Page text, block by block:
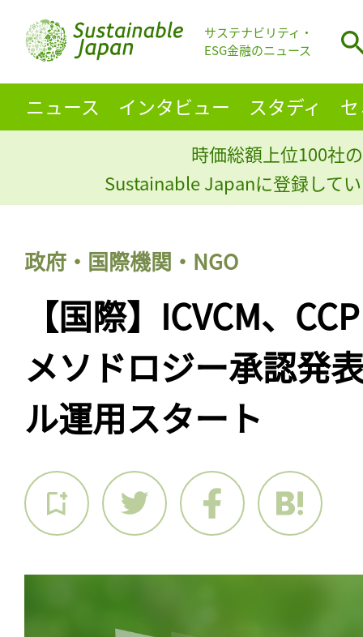
サステナビリティ・
ESG金融のニュース
ニュース インタビュー スタディ
時価総額上位100社
Sustainable Japanに登録して
政府・国際機関・NGO
【国際】ICVCM、
メソドロジー承認発
ル運用スタート